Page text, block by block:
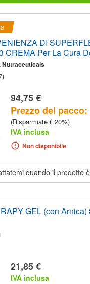
DI
CREMA Per La Cura
Nutraceuticals
94,75 €
Prezzo del pacco:
(Risparmiate il 20%)
IVA inclusa
Non disponibile
quando il prodotto
GEL (con Arnica)
21,85 €
IVA inclusa